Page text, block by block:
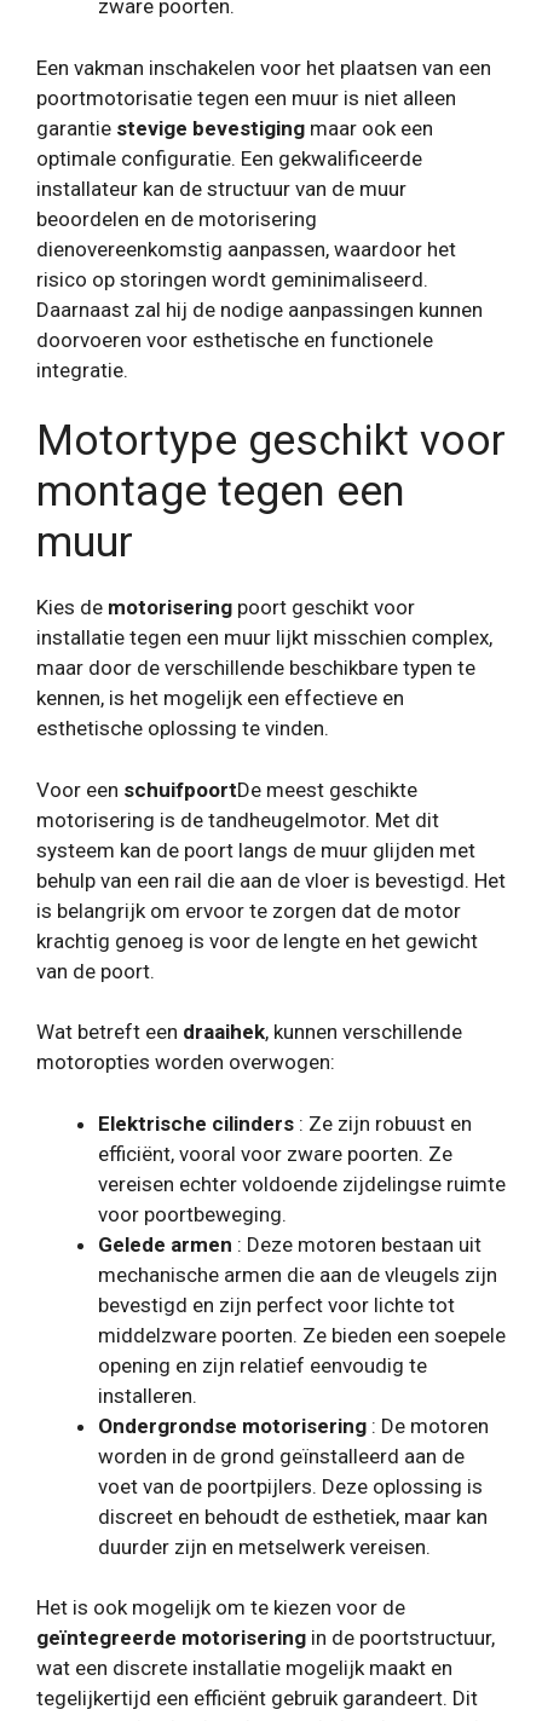
zware poorten.
Een vakman inschakelen voor het plaatsen van een
poortmotorisatie tegen een muur is niet alleen
garantie stevige bevestiging maar ook een
optimale configuratie. Een gekwalificeerde
installateur kan de structuur van de muur
beoordelen en de motorisering
dienovereenkomstig aanpassen, waardoor het
risico op storingen wordt geminimaliseerd.
Daarnaast zal hij de nodige aanpassingen kunnen
doorvoeren voor esthetische en functionele
integratie.
Motortype geschikt voor
montage tegen een
muur
Kies de motorisering poort geschikt voor
installatie tegen een muur lijkt misschien complex,
maar door de verschillende beschikbare typen te
kennen, is het mogelijk een effectieve en
esthetische oplossing te vinden.
Voor een schuifpoortDe meest geschikte
motorisering is de tandheugelmotor. Met dit
systeem kan de poort langs de muur glijden met
behulp van een rail die aan de vloer is bevestigd. Het
is belangrijk om ervoor te zorgen dat de motor
krachtig genoeg is voor de lengte en het gewicht
van de poort.
Wat betreft een draaihek, kunnen verschillende
motoropties worden overwogen:
Elektrische cilinders : Ze zijn robuust en
efficiënt, vooral voor zware poorten. Ze
vereisen echter voldoende zijdelingse ruimte
voor poortbeweging.
Gelede armen : Deze motoren bestaan ​​uit
mechanische armen die aan de vleugels zijn
bevestigd en zijn perfect voor lichte tot
middelzware poorten. Ze bieden een soepele
opening en zijn relatief eenvoudig te
installeren.
Ondergrondse motorisering : De motoren
worden in de grond geïnstalleerd aan de
voet van de poortpijlers. Deze oplossing is
discreet en behoudt de esthetiek, maar kan
duurder zijn en metselwerk vereisen.
Het is ook mogelijk om te kiezen voor de
geïntegreerde motorisering in de poortstructuur,
wat een discrete installatie mogelijk maakt en
tegelijkertijd een efficiënt gebruik garandeert. Dit